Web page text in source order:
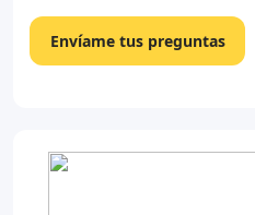
Envíame tus preguntas